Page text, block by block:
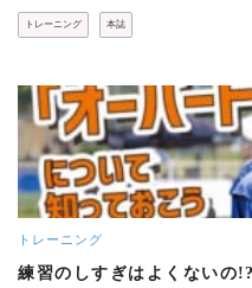
トレーニング 本誌
トレーニング
練習のしすぎはよくないの